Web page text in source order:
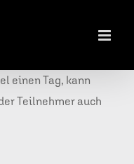
einen Tag, kann
Teilnehmer auch